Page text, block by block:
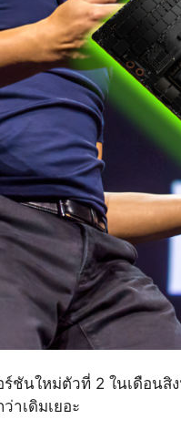
ชันใหม่ตัวที่ 2 ในเดือนสิ
าเดิมเยอะ